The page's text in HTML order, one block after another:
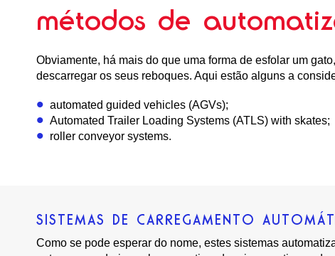
métodos de
Obviamente, há mais do que uma forma de esfolar um
descarregar os seus reboques. Aqui estão alguns a
automated guided vehicles (AGVs);
Automated Trailer Loading Systems (ATLS) with skates;
roller conveyor systems.
SISTEMAS DE CARREGAMENTO
Como se pode esperar do nome, estes sistemas